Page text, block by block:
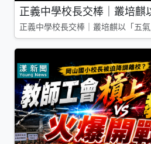
正義中學校長交棒｜叢培麒
正義中學校長交棒｜叢培麒以「五